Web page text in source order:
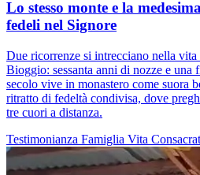
Lo stesso monte e la
fedeli nel Signore
Due ricorrenze si intrecciano nella
Bioggio: sessanta anni di nozze e una
secolo vive in monastero come suora
ritratto di fedeltà condivisa, dove
tre cuori a distanza.
Testimonianza Famiglia Vita